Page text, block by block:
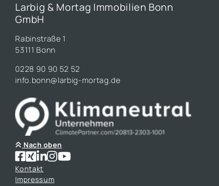
Larbig & Mortag Immobilien Bonn
GmbH
Rabinstraße 1
53111 Bonn
0228 90 90 52 52
info.bonn@larbig-mortag.de
Nach oben
Kontakt
Impressum